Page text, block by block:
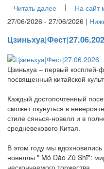
Читать далее
|
На сайт
27/06/2026 - 27/06/2026 |
Цзиньхуа – первый косплей-
посвященный китайской
Каждый достопочтенный
сможет окунуться в
стиле сянься-новелл и в
средневекового Китая.
В этом году мы вдохновились
новеллы " Mó Dào Zǔ Shī":
нескончаемого торжества.